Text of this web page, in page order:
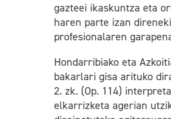
gazteei ikaskuntza eta
haren parte izan
profesionalaren
Hondarribiako eta
bakarlari gisa arituko
2. zk. (Op. 114)
elkarrizketa agerian